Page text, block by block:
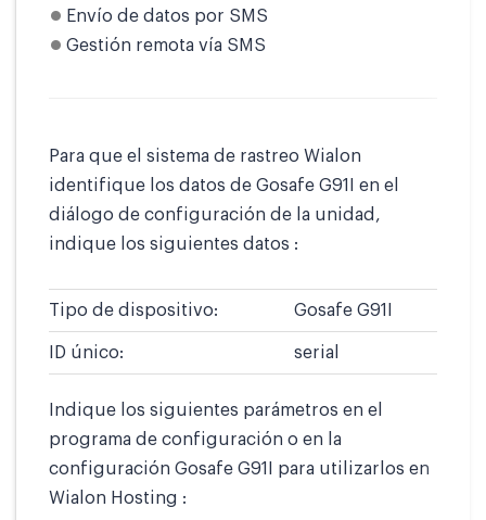
Envío de datos por SMS
Gestión remota vía SMS
Para que el sistema de rastreo Wialon
identifique los datos de Gosafe G91I en el
diálogo de configuración de la unidad,
indique los siguientes datos :
Tipo de dispositivo: Gosafe G91I
ID único: serial
Indique los siguientes parámetros en el
programa de configuración o en la
configuración Gosafe G91I para utilizarlos en
Wialon Hosting :